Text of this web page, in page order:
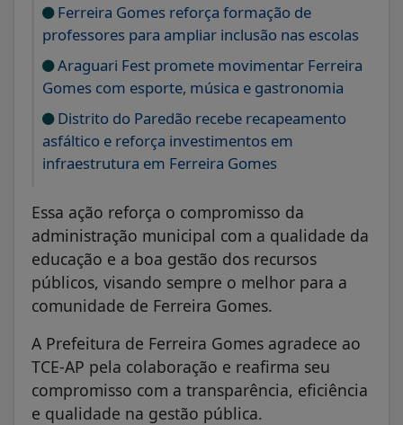
Ferreira Gomes reforça formação de
professores para ampliar inclusão nas escolas
Araguari Fest promete movimentar Ferreira
Gomes com esporte, música e gastronomia
Distrito do Paredão recebe recapeamento
asfáltico e reforça investimentos em
infraestrutura em Ferreira Gomes
Essa ação reforça o compromisso da
administração municipal com a qualidade da
educação e a boa gestão dos recursos
públicos, visando sempre o melhor para a
comunidade de Ferreira Gomes.
A Prefeitura de Ferreira Gomes agradece ao
TCE-AP pela colaboração e reafirma seu
compromisso com a transparência, eficiência
e qualidade na gestão pública.